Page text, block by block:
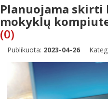
Planuojama skirti
mokyklų
(0)
Publikuota: 2023-04-26